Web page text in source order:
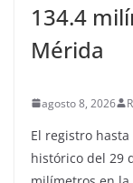
134.4
Mérida
agosto 8, 2026
El registro
histórico del 29